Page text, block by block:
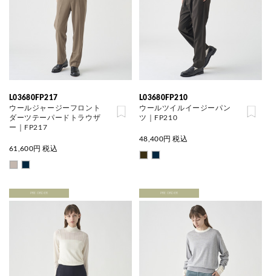
L03680FP217
ウールジャージーフロント
ダーツテーパードトラウザ
ー｜FP217
61,600円 税込
L03680FP210
ウールツイルイージーパン
ツ｜FP210
48,400円 税込
PRE ORDER PRE ORDER